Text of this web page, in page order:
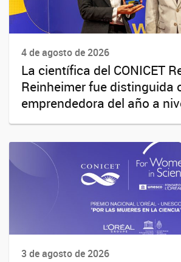
4 de agosto de 2026
La científica del CONICET
Reinheimer fue distinguida
emprendedora del año a
3 de agosto de 2026